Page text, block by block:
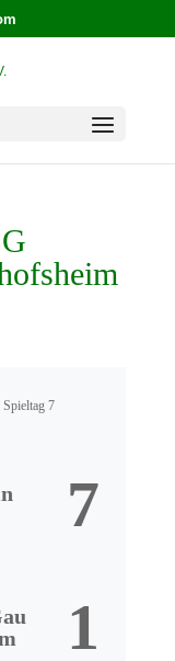
| Spieltag 7
7
1